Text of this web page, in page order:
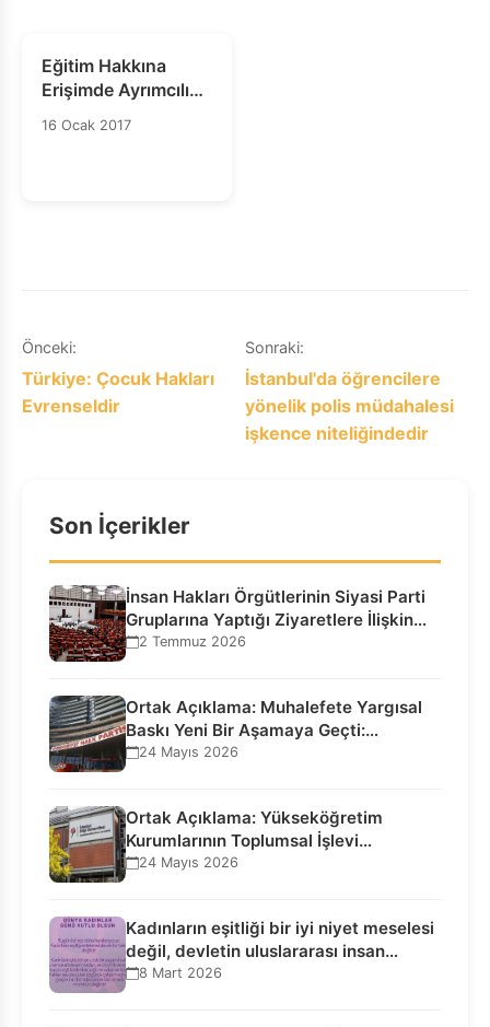
Eğitim Hakkına
Erişimde Ayrımcılık
– Bilgi Notu
16 Ocak 2017
Yazı
gezinmesi
Önceki:
Türkiye: Çocuk Hakları
Evrenseldir
Sonraki:
İstanbul'da öğrencilere
yönelik polis müdahalesi
işkence niteliğindedir
Son İçerikler
İnsan Hakları Örgütlerinin Siyasi Parti
Gruplarına Yaptığı Ziyaretlere İlişkin
Bilgilendirme…
2 Temmuz 2026
Ortak Açıklama: Muhalefete Yargısal
Baskı Yeni Bir Aşamaya Geçti:
Seçilmiş…
24 Mayıs 2026
Ortak Açıklama: Yükseköğretim
Kurumlarının Toplumsal İşlevi
Kurucularının Ticari Akıbetine
24 Mayıs 2026
Kadınların eşitliği bir iyi niyet meselesi
değil, devletin uluslararası insan…
8 Mart 2026